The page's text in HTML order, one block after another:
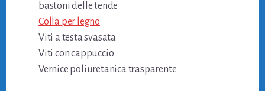
bastoni delle tende
Colla per legno
Viti a testa svasata
Viti con cappuccio
Vernice poliuretanica trasparente